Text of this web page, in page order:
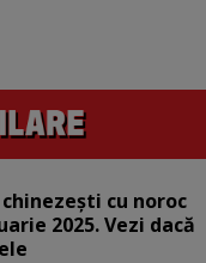
cu noroc
2025. Vezi dacă